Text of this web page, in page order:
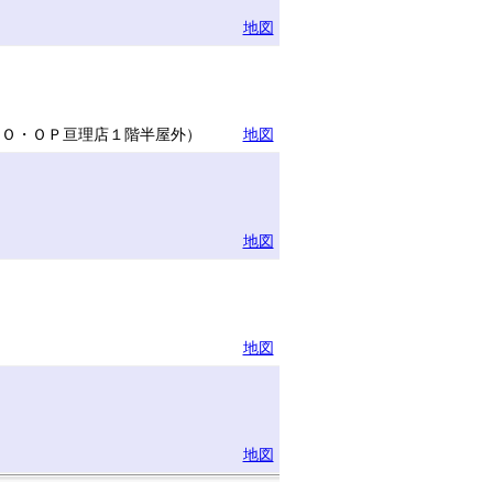
地図
ＯＰ亘理店１階半屋外）
地図
地図
地図
地図